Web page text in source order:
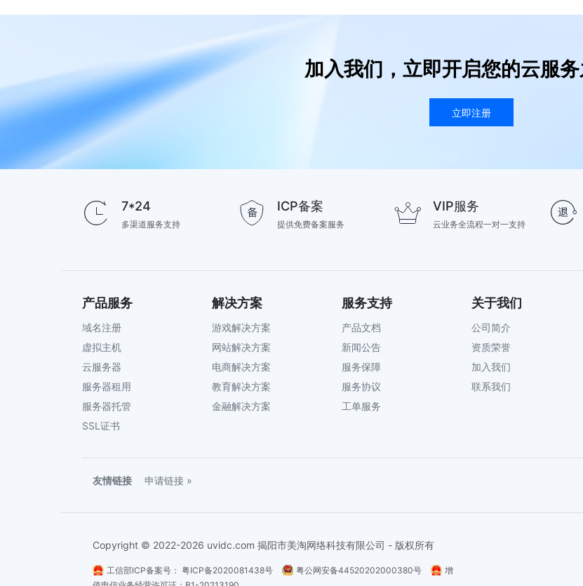
加入我们，立即开启您的云服务
立即注册
7*24
多渠道服务支持
ICP备案
提供免费备案服务
VIP服务
云业务全流程一对一支持
产品服务
域名注册
虚拟主机
云服务器
服务器租用
服务器托管
SSL证书
解决方案
游戏解决方案
网站解决方案
电商解决方案
教育解决方案
金融解决方案
服务支持
产品文档
新闻公告
服务保障
服务协议
工单服务
关于我们
公司简介
资质荣誉
加入我们
联系我们
友情链接 申请链接 »
Copyright © 2022-2026 uvidc.com 揭阳市美淘网络科技有限公司 - 版权所有
工信部ICP备案号： 粤ICP备2020081438号 粤公网安备44520202000380号
增